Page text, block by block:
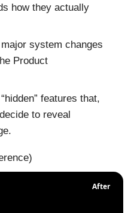
how they actually
system changes
Product
features that,
to reveal
After